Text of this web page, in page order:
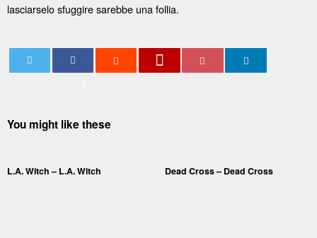
lasciarselo sfuggire sarebbe una follia.
You might like these
L.A. Witch – L.A. Witch Dead Cross – Dead Cross